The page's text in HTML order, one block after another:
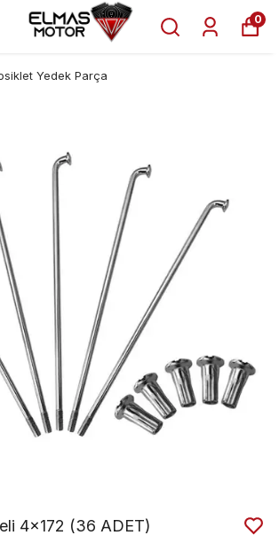
0
Yedek Parça
4x172 (36 ADET)